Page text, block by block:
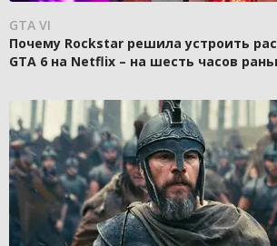
GTA VI
Почему Rockstar решила устроить
GTA 6 на Netflix – на шесть часов